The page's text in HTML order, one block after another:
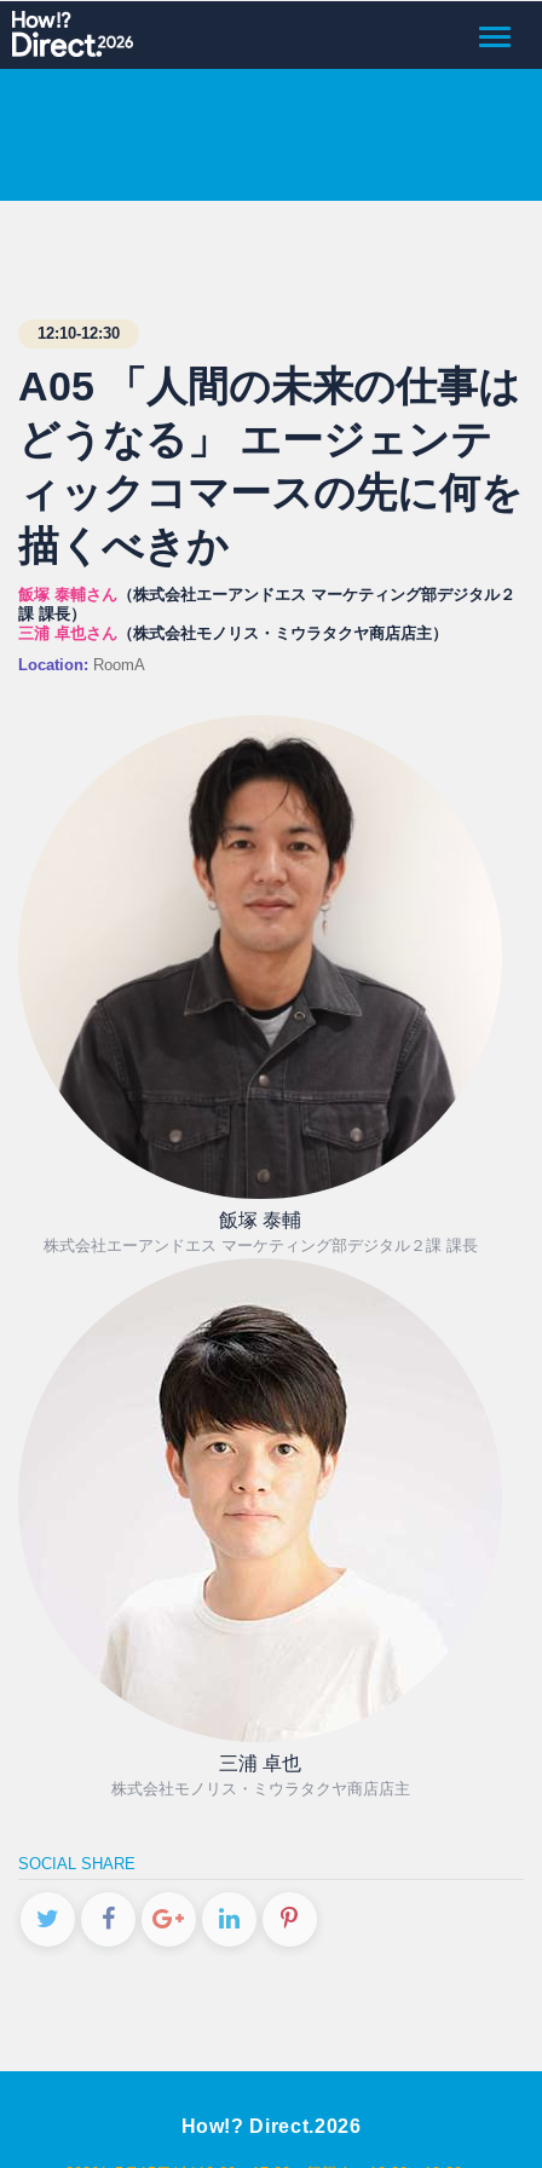
Toggle
12:10-12:30
A05 「人間の未来の仕事は
どうなる」 エージェンテ
ィックコマースの先に何を
描くべきか
飯塚 泰輔さん （株式会社エーアンドエス マーケティング部デジタル２
課 課長）
三浦 卓也さん （株式会社モノリス・ミウラタクヤ商店店主）
Location: RoomA
飯塚 泰輔
株式会社エーアンドエス マーケティング部デジタル２課 課長
三浦 卓也
株式会社モノリス・ミウラタクヤ商店店主
SOCIAL SHARE
How!? Direct.2026